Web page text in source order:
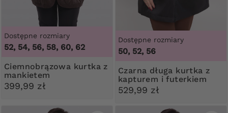
Dostępne rozmiary
52, 54, 56, 58, 60, 62
Ciemnobrązowa kurtka z
mankietem
399,99 zł
Dostępne rozmiary
50, 52, 56
Czarna długa kurtka z
kapturem i futerkiem
529,99 zł